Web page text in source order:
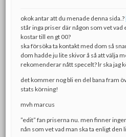
okok antar att du menade denna sida.?
står inga priser där någon som vet
kostar till en gt 00?
ska försöka ta kontakt med dom så
dom hadde ju lite skivor å så att välja
rekomenderar nått specelt? lr ska jag
det kommer nog bli en del bana fram
stats körning!
mvh marcus
”edit” fan priserna nu. men finner
nån som vet vad man ska ta enligt den